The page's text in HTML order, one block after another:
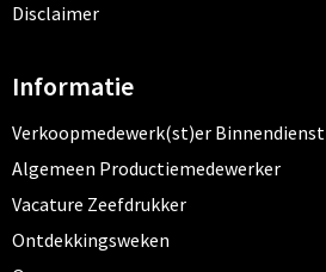
Disclaimer
Informatie
Verkoopmedewerk(st)er Binnendienst
Algemeen Productiemedewerker
Vacature Zeefdrukker
Ontdekkingsweken